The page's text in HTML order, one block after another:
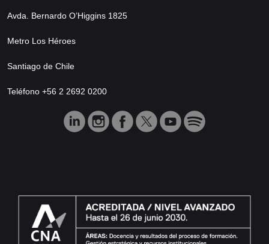
Avda. Bernardo O’Higgins 1825
Metro Los Héroes
Santiago de Chile
Teléfono +56 2 2692 0200